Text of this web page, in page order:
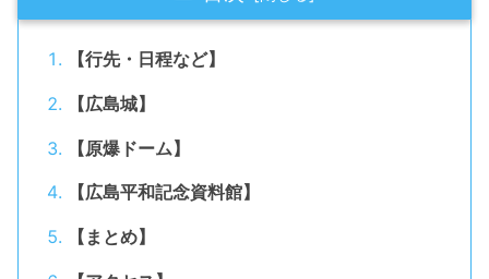
【行先・日程など】
【広島城】
【原爆ドーム】
【広島平和記念資料館】
【まとめ】